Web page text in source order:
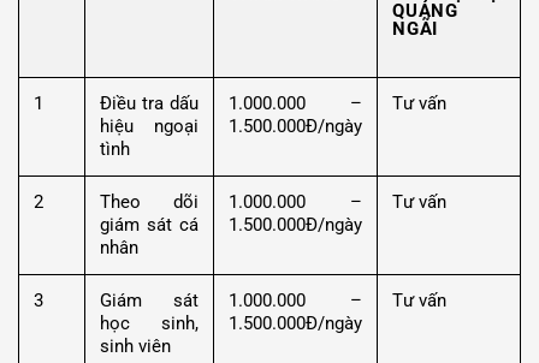
QUẢNG
NGÃI
1
Điều tra dấu
hiệu ngoại
tình
1.000.000 –
1.500.000Đ/ngày
Tư vấn
2
Theo dõi
giám sát cá
nhân
1.000.000 –
1.500.000Đ/ngày
Tư vấn
3
Giám sát
học sinh,
sinh viên
1.000.000 –
1.500.000Đ/ngày
Tư vấn